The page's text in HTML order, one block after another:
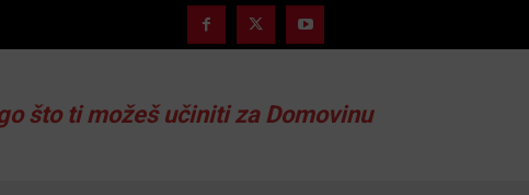
što ti možeš učiniti za Domovinu